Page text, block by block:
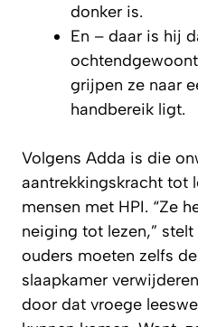
donker is.
En – daar is hij
grijpen ze naar
handbereik ligt.
Volgens Adda is die
aantrekkingskracht tot
mensen met HPI. “Ze
neiging tot lezen,”
ouders moeten zelfs
slaapkamer
door dat vroege